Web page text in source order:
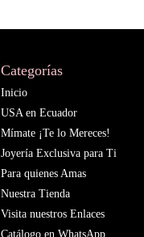
Categorías
Inicio
USA en Ecuador
Mímate ¡Te lo Mereces!
Joyería Exclusiva para Ti
Para quienes Amas
Nuestra Tienda
Visita nuestros Enlaces
Catálogo en WhatsApp